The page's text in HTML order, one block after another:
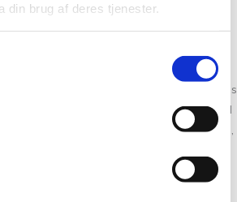
din brug af deres tjenester.
oppefra og ned. Først strikkes øverste del
idet skulderhældningen formes med
strikkes udtagninger. Herefter strikkes
og tilbage på rundpind. Disse samles fortil
og ryg samles for at danne kroppen,
Ærmerne strikkes ud fra opsamlede m
rundt på rundpind og strømpepinde